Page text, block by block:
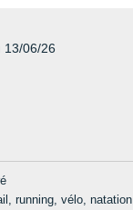
13/06/26
running, vélo, natation